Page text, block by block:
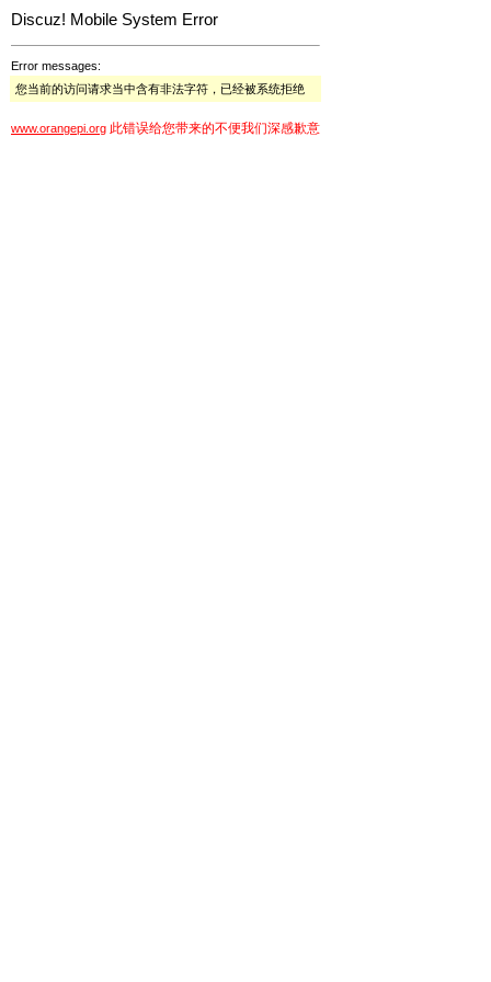
Discuz! Mobile System Error
Error messages:
您当前的访问请求当中含有非法字符，已经被系统拒绝
www.orangepi.org 此错误给您带来的不便我们深感歉意